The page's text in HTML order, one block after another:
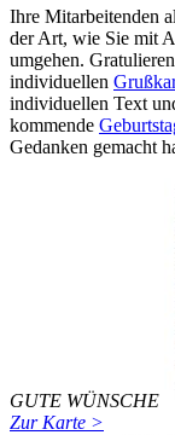
Ihre Mitarbeitenden
der Art, wie Sie mit
umgehen.
individuellen
individuellen Text
kommende
Gedanken gemacht
GUTE WÜNSCHE
Zur Karte >